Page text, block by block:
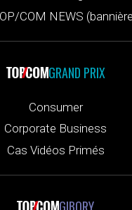
COM NEWS
GRAND PRIX
Consumer
Corporate Business
Cas Vidéos Primés